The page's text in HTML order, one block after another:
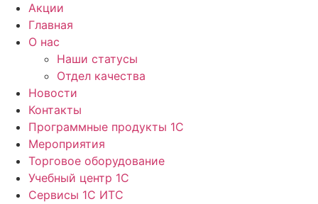
Акции
Главная
О нас
Наши статусы
Отдел качества
Новости
Контакты
Программные продукты 1C
Мероприятия
Торговое оборудование
Учебный центр 1C
Сервисы 1C ИТС